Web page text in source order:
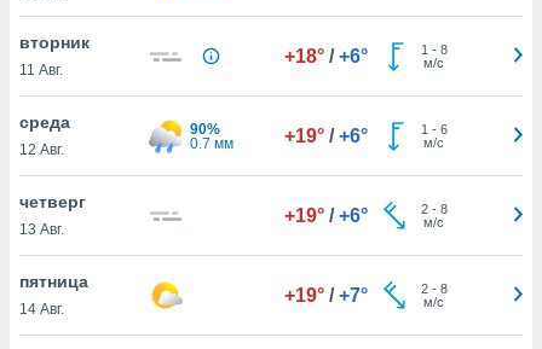
cookie
ВЫ
вторник
11 Авг.
+18° / +6° 1 - 8
м/с
среда
12 Авг.
90%
0.7 мм
+19° / +6° 1 - 6
м/с
четверг
13 Авг.
+19° / +6° 2- 8
м/с
пятница
14 Авг.
+19° / +7° 2- 8
м/с